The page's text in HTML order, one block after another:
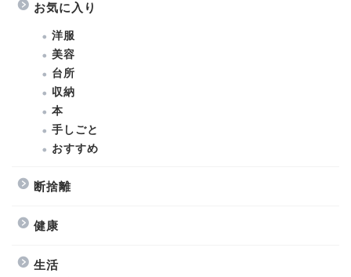
お気に入り
洋服
美容
台所
収納
本
手しごと
おすすめ
断捨離
健康
生活